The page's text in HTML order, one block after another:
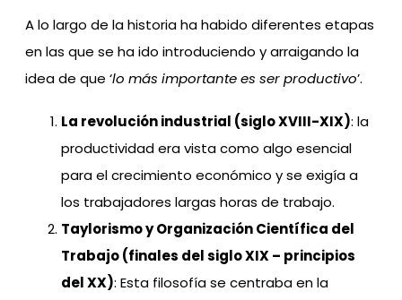
A lo largo de la historia ha habido diferentes etapas
en las que se ha ido introduciendo y arraigando la
idea de que ‘lo más importante es ser productivo’.
La revolución industrial (siglo XVIII-XIX): la
productividad era vista como algo esencial
para el crecimiento económico y se exigía a
los trabajadores largas horas de trabajo.
Taylorismo y Organización Científica del
Trabajo (finales del siglo XIX – principios
del XX): Esta filosofía se centraba en la